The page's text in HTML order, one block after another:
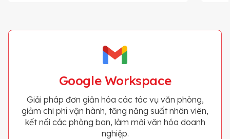
Google Workspace
Giải pháp đơn giản hóa các tác vụ văn phòng,
giảm chi phí vận hành, tăng năng suất nhân viên,
kết nối các phòng ban, làm mới văn hóa doanh
nghiệp.